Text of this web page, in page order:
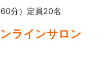
分）定員20名
ラインサロン